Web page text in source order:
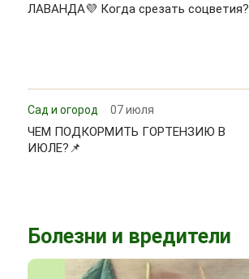
ЛАВАНДА💜 Когда срезать соцветия?
Сад и огород 07 июля
ЧЕМ ПОДКОРМИТЬ ГОРТЕНЗИЮ В
ИЮЛЕ?📌
Болезни и вредители